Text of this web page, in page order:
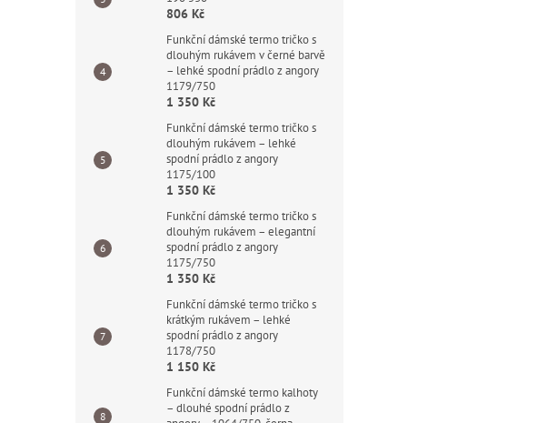
806 Kč
Funkční dámské termo tričko s
dlouhým rukávem v černé barvě
– lehké spodní prádlo z angory
1179/750
1 350 Kč
Funkční dámské termo tričko s
dlouhým rukávem – lehké
spodní prádlo z angory
1175/100
1 350 Kč
Funkční dámské termo tričko s
dlouhým rukávem – elegantní
spodní prádlo z angory
1175/750
1 350 Kč
Funkční dámské termo tričko s
krátkým rukávem – lehké
spodní prádlo z angory
1178/750
1 150 Kč
Funkční dámské termo kalhoty
– dlouhé spodní prádlo z